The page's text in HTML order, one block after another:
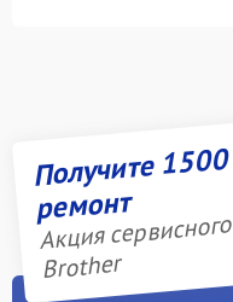
Получите
ремонт
Акция
Brother